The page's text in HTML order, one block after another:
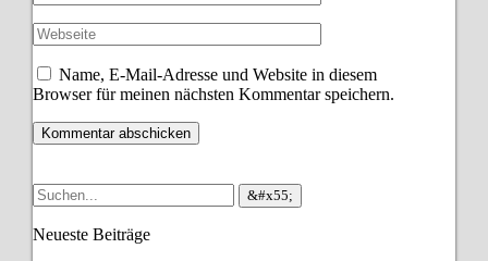
Name, E-Mail-Adresse und Website in diesem
Browser für meinen nächsten Kommentar speichern.
Neueste Beiträge